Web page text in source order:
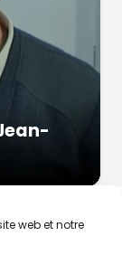
web et notre